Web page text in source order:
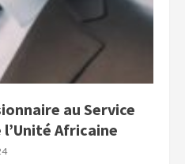
au Service
Africaine